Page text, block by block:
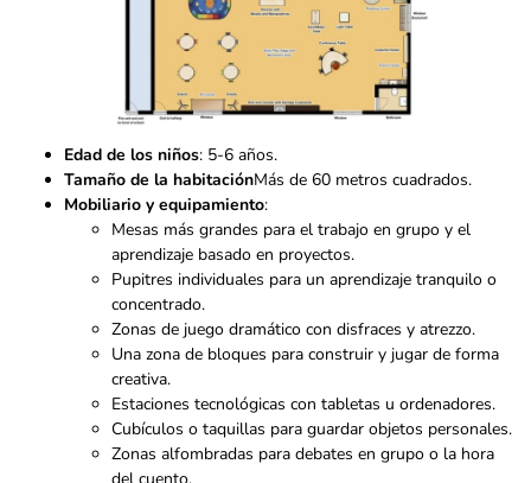
Edad de los niños: 5-6 años.
Tamaño de la habitaciónMás de 60 metros cuadrados.
Mobiliario y equipamiento:
Mesas más grandes para el trabajo en grupo y el
aprendizaje basado en proyectos.
Pupitres individuales para un aprendizaje tranquilo o
concentrado.
Zonas de juego dramático con disfraces y atrezzo.
Una zona de bloques para construir y jugar de forma
creativa.
Estaciones tecnológicas con tabletas u ordenadores.
Cubículos o taquillas para guardar objetos personales.
Zonas alfombradas para debates en grupo o la hora